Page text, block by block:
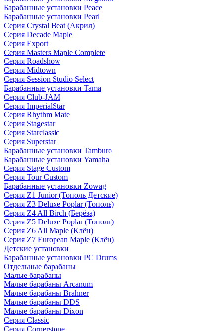
Барабанные установки Peace
Барабанные установки Pearl
Серия Crystal Beat (Акрил)
Серия Decade Maple
Серия Export
Серия Masters Maple Complete
Серия Roadshow
Серия Midtown
Серия Session Studio Select
Барабанные установки Tama
Серия Club-JAM
Серия ImperialStar
Серия Rhythm Mate
Серия Stagestar
Серия Starclassic
Серия Superstar
Барабанные установки Tamburo
Барабанные установки Yamaha
Серия Stage Custom
Серия Tour Custom
Барабанные установки Zowag
Серия Z1 Junior (Тополь Детские)
Серия Z3 Deluxe Poplar (Тополь)
Серия Z4 All Birch (Берёза)
Серия Z5 Deluxe Poplar (Тополь)
Серия Z6 All Maple (Клён)
Серия Z7 European Maple (Клён)
Детские установки
Барабанные установки PC Drums
Отдельные барабаны
Малые барабаны
Малые барабаны Arcanum
Малые барабаны Brahner
Малые барабаны DDS
Малые барабаны Dixon
Серия Classic
Серия Cornerstone